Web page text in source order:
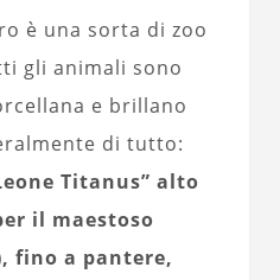
è una sorta di zoo
gli animali sono
e brillano
di tutto:
Titanus” alto
il maestoso
fino a pantere,